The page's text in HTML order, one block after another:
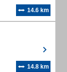
14.6 km
14.8 km